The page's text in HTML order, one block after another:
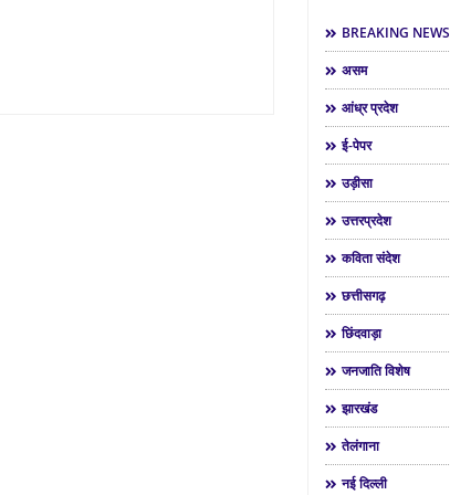
BREAKING NEWS
असम
आंध्र प्रदेश
ई-पेपर
उड़ीसा
उत्तरप्रदेश
कविता संदेश
छत्तीसगढ़
छिंदवाड़ा
जनजाति विशेष
झारखंड
तेलंगाना
नई दिल्ली